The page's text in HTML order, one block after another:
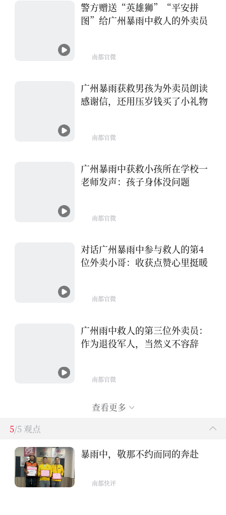
警方赠送“英雄狮”“平安拼
图”给广州暴雨中救人的外卖员
南都官微
广州暴雨获救男孩为外卖员朗读
感谢信，还用压岁钱买了小礼物
南都官微
广州暴雨中获救小孩所在学校一
老师发声：孩子身体没问题
南都官微
对话广州暴雨中参与救人的第4
位外卖小哥：收获点赞心里挺暖
南都官微
广州雨中救人的第三位外卖员：
作为退役军人，当然义不容辞
南都官微
查看更多
5/5 观点
暴雨中，敬那不约而同的奔赴
南都快评